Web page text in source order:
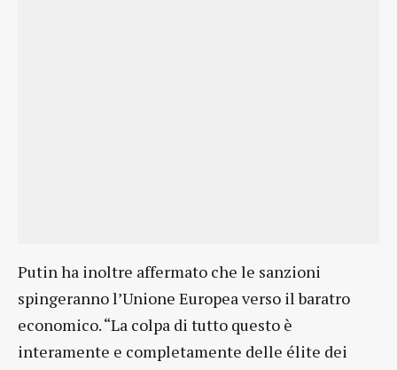
Putin ha inoltre affermato che le sanzioni
spingeranno l’Unione Europea verso il baratro
economico. “La colpa di tutto questo è
interamente e completamente delle élite dei